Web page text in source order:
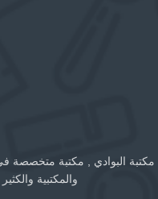
مكتبة البوادي , مكتبة متخصصة
والمكتبية والكثير